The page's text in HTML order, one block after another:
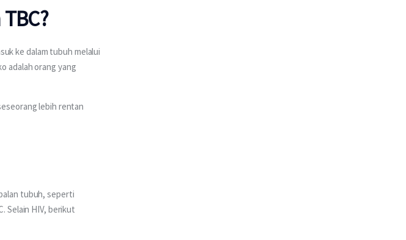
ke dalam tubuh melalui
adalah orang yang
lebih rentan
tubuh, seperti
Selain HIV, berikut